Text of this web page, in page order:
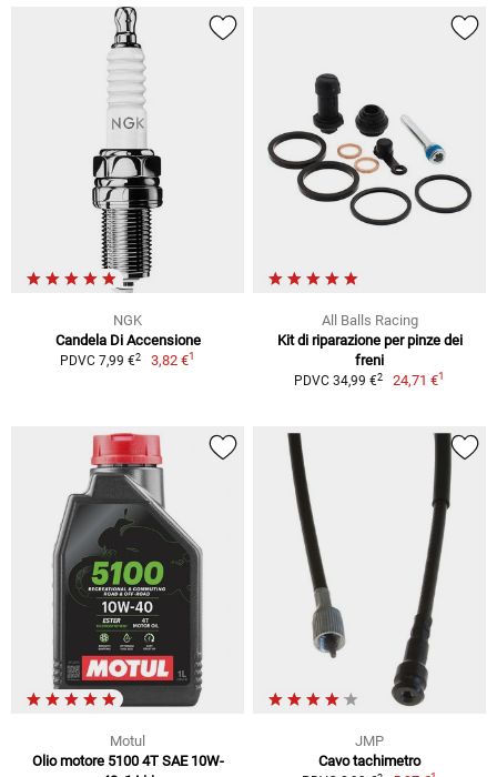
NGK
Candela Di Accensione
PDVC 7,99 €2 3,82 €1
All Balls Racing
Kit di riparazione per pinze dei
freni
PDVC 34,99 €2 24,71 €1
Motul
Olio motore 5100 4T SAE 10W-
JMP
Cavo tachimetro